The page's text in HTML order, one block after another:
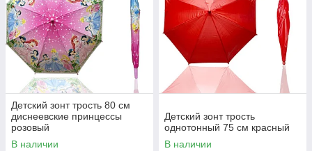
Детский зонт трость 80 см
диснеевские принцессы
розовый
В наличии
Детский зонт трость
однотонный 75 см красный
В наличии